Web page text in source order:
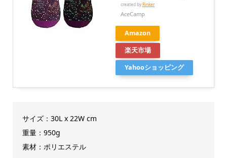
created byRinker
AceCamp
Amazon
楽天市場
Yahooショッピング
サイズ：30L x 22W cm
重量：950g
素材：ポリエステル